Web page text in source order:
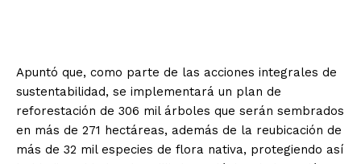
Apuntó que, como parte de las acciones integrales de
sustentabilidad, se implementará un plan de
reforestación de 306 mil árboles que serán sembrados
en más de 271 hectáreas, además de la reubicación de
más de 32 mil especies de flora nativa, protegiendo así